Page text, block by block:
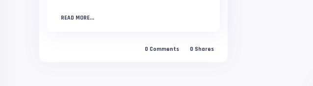
READ MORE...
0 Comments 0 Shares